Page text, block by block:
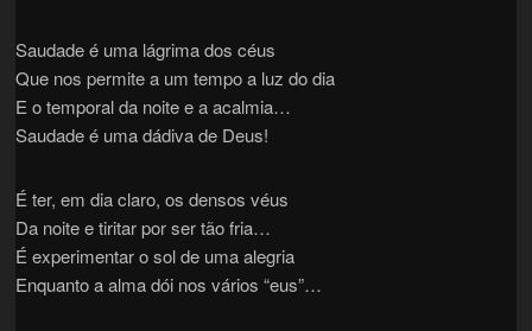
Saudade é uma lágrima dos céus
Que nos permite a um tempo a luz do dia
E o temporal da noite e a acalmia…
Saudade é uma dádiva de Deus!
É ter, em dia claro, os densos véus
Da noite e tiritar por ser tão fria…
É experimentar o sol de uma alegria
Enquanto a alma dói nos vários “eus”…